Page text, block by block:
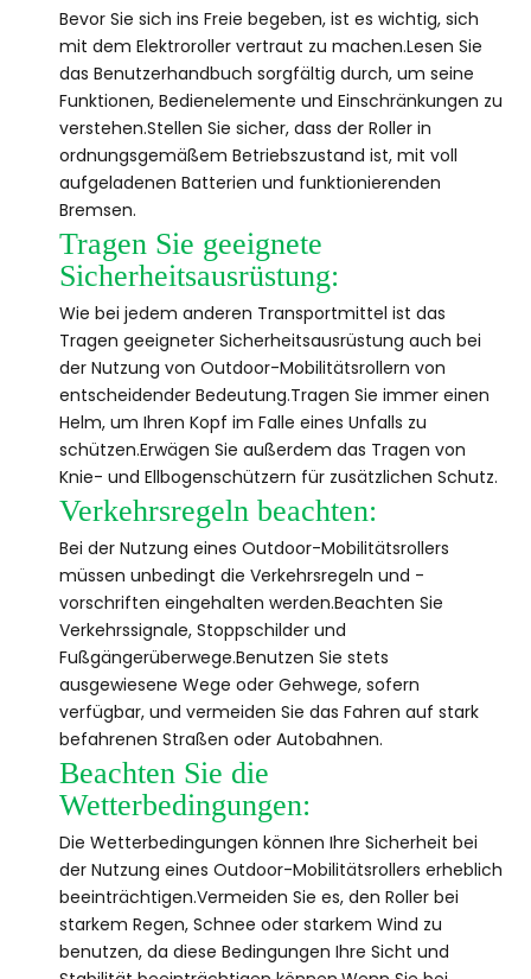
Bevor Sie sich ins Freie begeben, ist es wichtig, sich
mit dem Elektroroller vertraut zu machen.Lesen Sie
das Benutzerhandbuch sorgfältig durch, um seine
Funktionen, Bedienelemente und Einschränkungen zu
verstehen.Stellen Sie sicher, dass der Roller in
ordnungsgemäßem Betriebszustand ist, mit voll
aufgeladenen Batterien und funktionierenden
Bremsen.
Tragen Sie geeignete
Sicherheitsausrüstung:
Wie bei jedem anderen Transportmittel ist das
Tragen geeigneter Sicherheitsausrüstung auch bei
der Nutzung von Outdoor-Mobilitätsrollern von
entscheidender Bedeutung.Tragen Sie immer einen
Helm, um Ihren Kopf im Falle eines Unfalls zu
schützen.Erwägen Sie außerdem das Tragen von
Knie- und Ellbogenschützern für zusätzlichen Schutz.
Verkehrsregeln beachten:
Bei der Nutzung eines Outdoor-Mobilitätsrollers
müssen unbedingt die Verkehrsregeln und -
vorschriften eingehalten werden.Beachten Sie
Verkehrssignale, Stoppschilder und
Fußgängerüberwege.Benutzen Sie stets
ausgewiesene Wege oder Gehwege, sofern
verfügbar, und vermeiden Sie das Fahren auf stark
befahrenen Straßen oder Autobahnen.
Beachten Sie die
Wetterbedingungen:
Die Wetterbedingungen können Ihre Sicherheit bei
der Nutzung eines Outdoor-Mobilitätsrollers erheblich
beeinträchtigen.Vermeiden Sie es, den Roller bei
starkem Regen, Schnee oder starkem Wind zu
benutzen, da diese Bedingungen Ihre Sicht und